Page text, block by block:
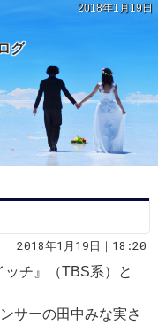
2018年1月19日
グ
2018年1月19日｜18:20
チ』（TBS系）と
サーの田中みな実さ